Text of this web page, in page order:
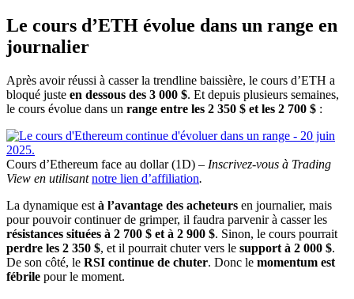
Le cours d’ETH évolue dans un range en
journalier
Après avoir réussi à casser la trendline baissière, le cours d’ETH a
bloqué juste en dessous des 3 000 $. Et depuis plusieurs semaines,
le cours évolue dans un range entre les 2 350 $ et les 2 700 $ :
Cours d’Ethereum face au dollar (1D) – Inscrivez-vous à Trading
View en utilisantnotre lien d’affiliation.
La dynamique est à l’avantage des acheteurs en journalier, mais
pour pouvoir continuer de grimper, il faudra parvenir à casser les
résistances situées à 2 700 $ et à 2 900 $. Sinon, le cours pourrait
perdre les 2 350 $, et il pourrait chuter vers le support à 2 000 $.
De son côté, le RSI continue de chuter. Donc le momentum est
fébrile pour le moment.